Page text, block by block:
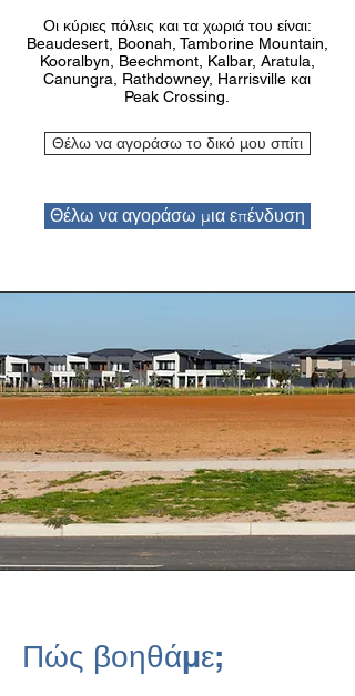
Οι κύριες πόλεις και τα χωριά του είναι:
Beaudesert, Boonah, Tamborine Mountain,
Kooralbyn, Beechmont, Kalbar, Aratula,
Canungra, Rathdowney, Harrisville και
Peak Crossing.
Θέλω να αγοράσω το δικό μου σπίτι
Θέλω να αγοράσω μια επένδυση
Πώς βοηθάμε;